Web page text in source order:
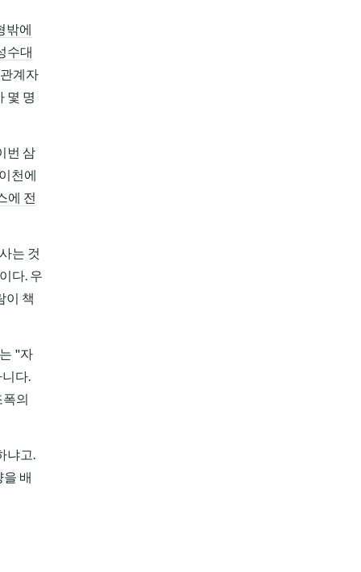
밖에
수대
계자
몇 명
번 삼
천에
에 전
는 것
다. 우
이 책
"자
다.
의
냐고.
배